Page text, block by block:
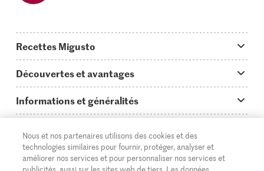
Recettes Migusto
Idées de menus
Plats principaux
Simple & vite prêt
Apéritif
Découvertes et avantages
On en parle...
Tutoriels
Glossaire des ingrédients
Informations et généralités
Questions concernant Migusto
Cuisiner avec Migusto
Supermarché
DE FR IT
Nous et nos partenaires utilisons des cookies et des
technologies similaires pour fournir, protéger, analyser et
améliorer nos services et pour personnaliser nos services et